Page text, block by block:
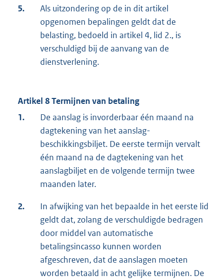
5.
Als uitzondering op de in dit artikel
opgenomen bepalingen geldt dat de
belasting, bedoeld in artikel 4, lid 2., is
verschuldigd bij de aanvang van de
dienstverlening.
Artikel 8 Termijnen van betaling
1.
De aanslag is invorderbaar één maand na
dagtekening van het aanslag-
beschikkingsbiljet. De eerste termijn vervalt
één maand na de dagtekening van het
aanslagbiljet en de volgende termijn twee
maanden later.
2.
In afwijking van het bepaalde in het eerste lid
geldt dat, zolang de verschuldigde bedragen
door middel van automatische
betalingsincasso kunnen worden
afgeschreven, dat de aanslagen moeten
worden betaald in acht gelijke termijnen. De